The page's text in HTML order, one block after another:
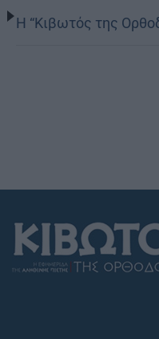
Η “Κιβωτός της